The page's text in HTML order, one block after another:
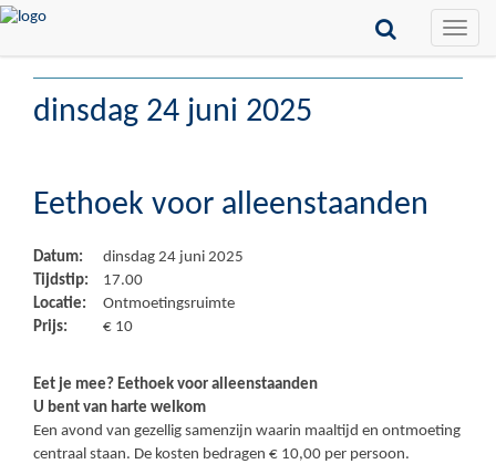
Toggle
dinsdag 24 juni 2025
Eethoek voor alleenstaanden
Datum:
dinsdag 24 juni 2025
Tijdstip:
17.00
Locatie:
Ontmoetingsruimte
Prijs:
€ 10
Eet je mee? Eethoek voor alleenstaanden
U bent van harte welkom
Een avond van gezellig samenzijn waarin maaltijd en ontmoeting
centraal staan. De kosten bedragen € 10,00 per persoon.